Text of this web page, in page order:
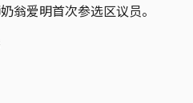
翁爱明首次参选区议员。